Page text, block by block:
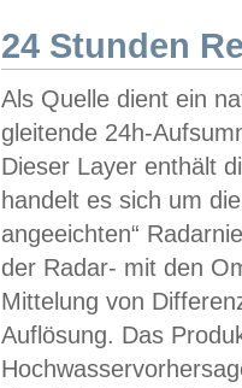
24 Stunden
Als Quelle dient ein
gleitende 24h-
Dieser Layer enthält
handelt es sich um
angeeichten“
der Radar- mit den
Mittelung von
Auflösung. Das